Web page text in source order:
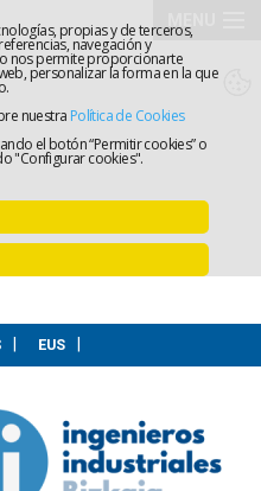
propias y de terceros,
navegación y
nos permite proporcionarte
personalizar la forma en la que
nuestra Política de Cookies
el botón “Permitir cookies” o
"Configurar cookies".
Elkargoa
Lanaren
Leihatila